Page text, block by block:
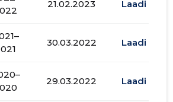
21.02.2023 Laadi alla
30.03.2022 Laadi alla
29.03.2022 Laadi alla